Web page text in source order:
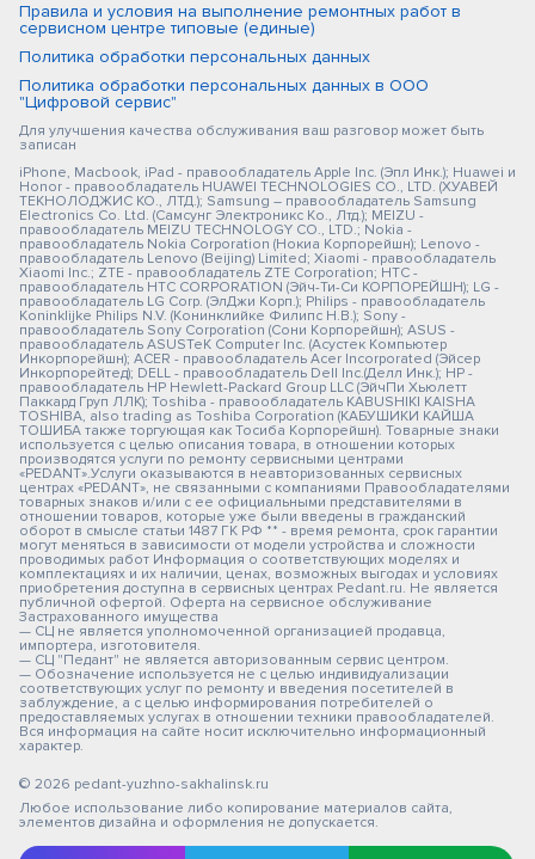
Правила и условия на выполнение ремонтных работ в
сервисном центре типовые (единые)
Политика обработки персональных данных
Политика обработки персональных данных в ООО
"Цифровой сервис"
Для улучшения качества обслуживания ваш разговор может быть
записан
iPhone, Macbook, iPad - правообладатель Apple Inc. (Эпл Инк.); Huawei и
Honor - правообладатель HUAWEI TECHNOLOGIES CO., LTD. (ХУАВЕЙ
ТЕКНОЛОДЖИС КО., ЛТД.); Samsung – правообладатель Samsung
Electronics Co. Ltd. (Самсунг Электроникс Ко., Лтд.); MEIZU -
правообладатель MEIZU TECHNOLOGY CO., LTD.; Nokia -
правообладатель Nokia Corporation (Нокиа Корпорейшн); Lenovo -
правообладатель Lenovo (Beijing) Limited; Xiaomi - правообладатель
Xiaomi Inc.; ZTE - правообладатель ZTE Corporation; HTC -
правообладатель HTC CORPORATION (Эйч-Ти-Си КОРПОРЕЙШН); LG -
правообладатель LG Corp. (ЭлДжи Корп.); Philips - правообладатель
Koninklijke Philips N.V. (Конинклийке Филипс Н.В.); Sony -
правообладатель Sony Corporation (Сони Корпорейшн); ASUS -
правообладатель ASUSTeK Computer Inc. (Асустек Компьютер
Инкорпорейшн); ACER - правообладатель Acer Incorporated (Эйсер
Инкорпорейтед); DELL - правообладатель Dell Inc.(Делл Инк.); HP -
правообладатель HP Hewlett-Packard Group LLC (ЭйчПи Хьюлетт
Паккард Груп ЛЛК); Toshiba - правообладатель KABUSHIKI KAISHA
TOSHIBA, also trading as Toshiba Corporation (КАБУШИКИ КАЙША
ТОШИБА также торгующая как Тосиба Корпорейшн). Товарные знаки
используется с целью описания товара, в отношении которых
производятся услуги по ремонту сервисными центрами
«PEDANT».Услуги оказываются в неавторизованных сервисных
центрах «PEDANT», не связанными с компаниями Правообладателями
товарных знаков и/или с ее официальными представителями в
отношении товаров, которые уже были введены в гражданский
оборот в смысле статьи 1487 ГК РФ ** - время ремонта, срок гарантии
могут меняться в зависимости от модели устройства и сложности
проводимых работ Информация о соответствующих моделях и
комплектациях и их наличии, ценах, возможных выгодах и условиях
приобретения доступна в сервисных центрах Pedant.ru. Не является
публичной офертой. Оферта на сервисное обслуживание
Застрахованного имущества
— СЦ не является уполномоченной организацией продавца,
импортера, изготовителя.
— СЦ "Педант" не является авторизованным сервис центром.
— Обозначение используется не с целью индивидуализации
соответствующих услуг по ремонту и введения посетителей в
заблуждение, а с целью информирования потребителей о
предоставляемых услугах в отношении техники правообладателей.
Вся информация на сайте носит исключительно информационный
характер.
© 2026 pedant-yuzhno-sakhalinsk.ru
Любое использование либо копирование материалов сайта,
элементов дизайна и оформления не допускается.